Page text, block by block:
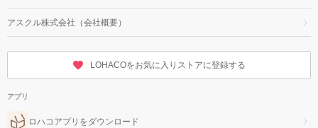
アスクル株式会社（会社概要）
LOHACOをお気に入りストアに登録する
アプリ
ロハコアプリをダウンロード